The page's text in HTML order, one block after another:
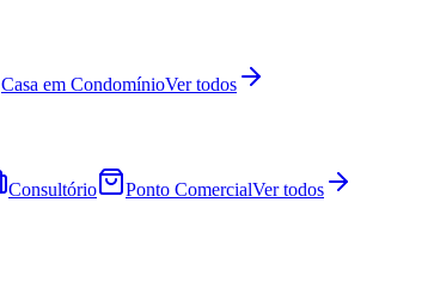
Casa em CondomínioVer todos
Consultório Ponto ComercialVer todos